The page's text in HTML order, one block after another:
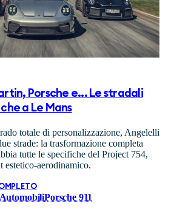
Porsche e... Le stradali
a Le Mans
totale di personalizzazione, Angelelli
strade: la trasformazione completa
tutte le specifiche del Project 754,
aerodinamico.
Porsche 911